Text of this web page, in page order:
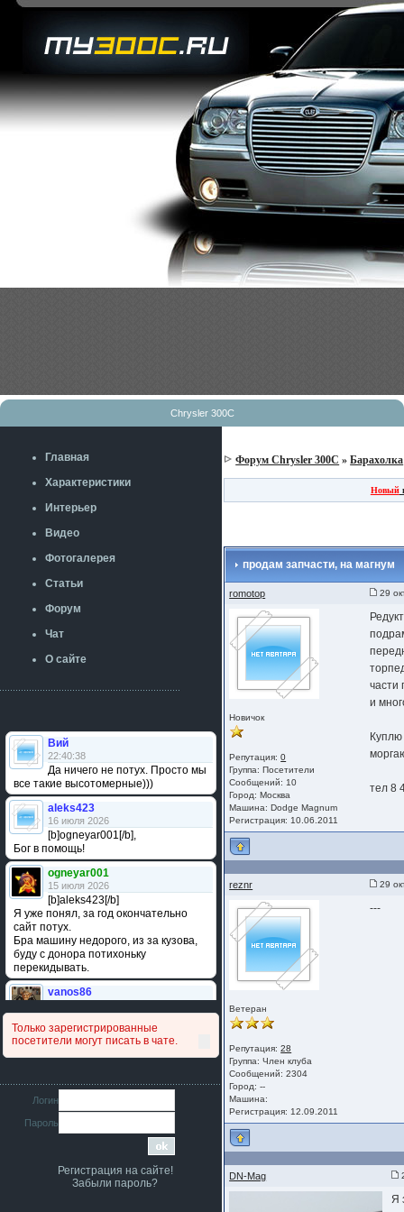
Chrysler 300C
Главная
Характеристики
Интерьер
Видео
Фотогалерея
Статьи
Форум
Чат
О сайте
Вий
22:40:38
Да ничего не потух. Просто мы
все такие высотомерные)))
aleks423
16 июля 2026
[b]ogneyar001[/b],
Бог в помощь!
ogneyar001
15 июля 2026
[b]aleks423[/b]
Я уже понял, за год окончательно
сайт потух.
Бра машину недорого, из за кузова,
буду с донора потихоньку
перекидывать.
vanos86
сравнивал подушку акпп бензиновой и
дизельной машины намера
4578063AG и 4578061AG? По фото
iMrCoffeeBLR4
11 июля 2026
[b]era124[/b],
Ага понял буду знать спасибо
era124
7 июля 2026
Только зарегистрированные
посетители могут писать в чате.
Логин
Пароль
Регистрация на сайте!
Забыли пароль?
Форум Chrysler 300C »Барахолка
Новый
продам запчасти, на магнум
romotop 29
Новичок
Репутация:0
Группа:Посетители
Сообщений: 10
Город: Москва
Машина: Dodge Magnum
Регистрация: 10.06.2011
части
и
тел 8
reznr 29
Ветеран
Репутация:28
Группа:Член клуба
Сообщений: 2304
Город: --
Машина:
Регистрация: 12.09.2011
---
DN-Mag
Я